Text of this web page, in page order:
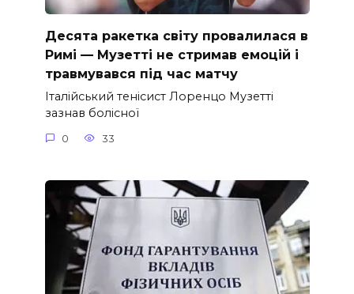
Десята ракетка світу провалилася в
Римі — Музетті не стримав емоцій і
травмувався під час матчу
Італійський тенісист Лоренцо Музетті
зазнав болісної
0 33